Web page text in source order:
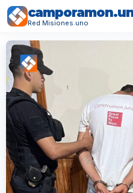
Red Misiones.uno